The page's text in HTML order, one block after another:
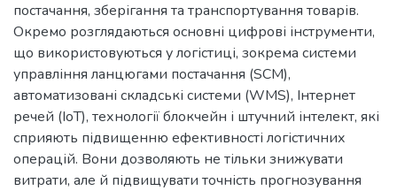
постачання, зберігання та транспортування товарів.
Окремо розглядаються основні цифрові інструменти,
що використовуються у логістиці, зокрема системи
управління ланцюгами постачання (SCM),
автоматизовані складські системи (WMS), Інтернет
речей (IoT), технології блокчейн і штучний інтелект, які
сприяють підвищенню ефективності логістичних
операцій. Вони дозволяють не тільки знижувати
витрати, але й підвищувати точність прогнозування